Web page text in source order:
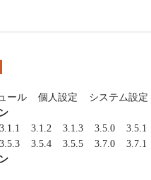
ール
個人設定
システム設定
3.1.1 3.1.2 3.1.3 3.5.0
3.5.1
3.5.3 3.5.4 3.5.5 3.7.0
3.7.1